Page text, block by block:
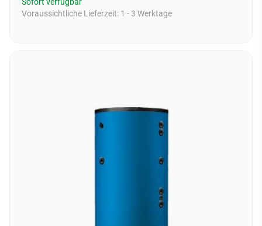
Voraussichtliche Lieferzeit: 1 - 3 Werktage